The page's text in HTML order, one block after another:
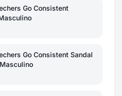
Go Consistent
Go Consistent Sandal